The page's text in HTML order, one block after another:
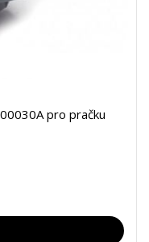
pro pračku